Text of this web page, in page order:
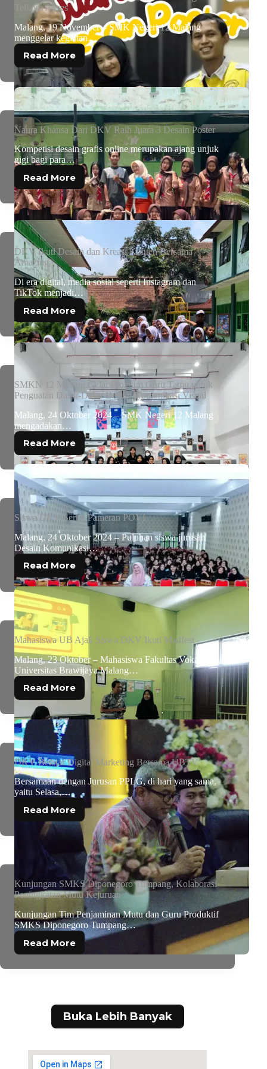
Telkom Akses
Malang, 19 November – SMK Negeri 12 Malang
menggelar kegiatan…
Read More
Naura Khansa Dari DKV Raih Juara 3 Desain Poster
Kompetisi desain grafis online merupakan ajang unjuk
gigi bagi para…
Read More
DKV Ikuti Desain dan Kreasi Konten Bersama
Amazing
Di era digital, media sosial seperti Instagram dan
TikTok menjadi…
Read More
SMKN 12 Malang Gelar Program Guru Tamu untuk
Penguatan Dasar-Dasar Desain Komunikasi Visual
Malang, 24 Oktober 2024 – SMK Negeri 12 Malang
mengadakan…
Read More
Siswa DKV Serbu Pameran POVI
Malang, 24 Oktober 2024 – Puluhan siswa jurusan
Desain Komunikasi…
Read More
Mahasiswa UB Ajak Siswa DKV Ikuti Madfest
Malang, 23 Oktober – Mahasiswa Fakultas Vokasi
Universitas Brawijaya Malang…
Read More
DKV Belajar Digital Marketing Bersama UBTV
Bersamaan dengan Jurusan PPLG, di hari yang sama,
yaitu Selasa,…
Read More
Kunjungan SMKS Diponegoro Tumpang, Kolaborasi
Peningkatan Mutu Kejuruan
Kunjungan Tim Penjaminan Mutu dan Guru Produktif
SMKS Diponegoro Tumpang…
Read More
Buka Lebih Banyak